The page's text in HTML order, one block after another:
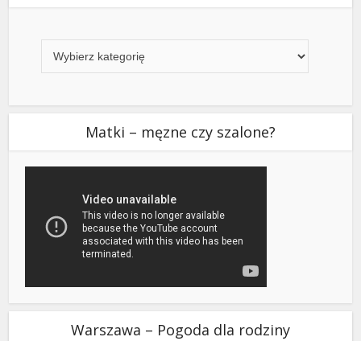
Matki – męzne czy szalone?
Warszawa – Pogoda dla rodziny